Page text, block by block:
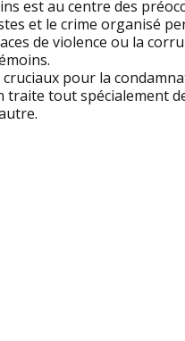
est au centre des
et le crime organisé
de violence ou la
pour la
traite tout spécialement